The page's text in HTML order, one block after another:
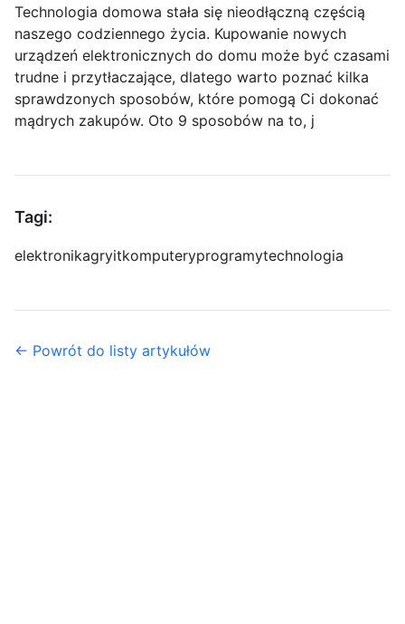
Technologia domowa stała się nieodłączną częścią
naszego codziennego życia. Kupowanie nowych
urządzeń elektronicznych do domu może być czasami
trudne i przytłaczające, dlatego warto poznać kilka
sprawdzonych sposobów, które pomogą Ci dokonać
mądrych zakupów. Oto 9 sposobów na to, j
Tagi:
elektronikagryitkomputeryprogramytechnologia
← Powrót do listy artykułów